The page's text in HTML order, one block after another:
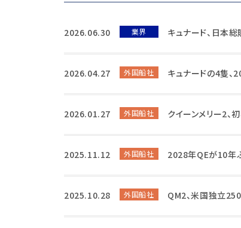
2026.06.30 業界 キュナード、日本
2026.04.27 外国船社 キュナードの4隻
2026.01.27 外国船社 クイーンメリー2、
2025.11.12 外国船社 2028年QEが10年
2025.10.28 外国船社 QM2、米国独立